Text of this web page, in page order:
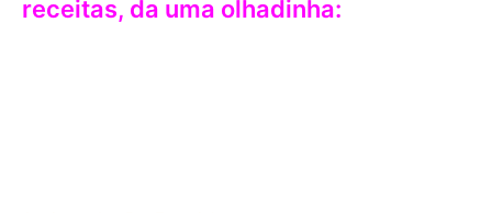
receitas, da uma olhadinha: